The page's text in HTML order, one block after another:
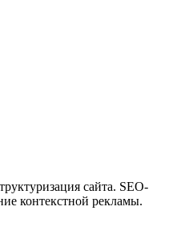
сайта. SEO-
контекстной рекламы.